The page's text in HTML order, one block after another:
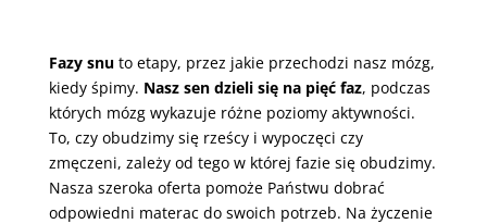
Fazy snuto etapy, przez jakie przechodzi nasz mózg,
kiedy śpimy. Nasz sen dzieli się na pięć faz, podczas
których mózg wykazuje różne poziomy aktywności.
To, czy obudzimy się rześcy i wypoczęci czy
zmęczeni, zależy od tego w której fazie się obudzimy.
Nasza szeroka oferta pomoże Państwu dobrać
odpowiedni materac do swoich potrzeb. Na życzenie